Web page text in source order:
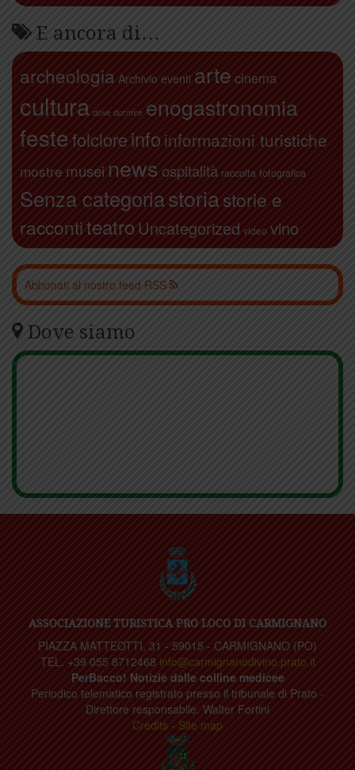
E ancora di…
archeologia Archivio eventi arte cinema
cultura dove dormire enogastronomia
festefolcloreinfo informazioni turistiche
mostre musei news ospitalità raccolta fotografica
Senza categoriastoriastorie e
raccontiteatro Uncategorized video vino
Abbonati al nostro feed RSS
Dove siamo
ASSOCIAZIONE TURISTICA PRO LOCO DI CARMIGNANO
PIAZZA MATTEOTTI, 31 - 59015 - CARMIGNANO (PO)
TEL. +39 055 8712468 info@carmignanodivino.prato.it
PerBacco! Notizie dalle colline medicee
Periodico telematico registrato presso il tribunale di Prato -
Direttore responsabile: Walter Fortini
Credits - Site map